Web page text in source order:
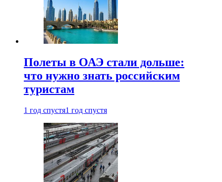
Полеты в ОАЭ стали дольше:
что нужно знать российским
туристам
1 год спустя1 год спустя